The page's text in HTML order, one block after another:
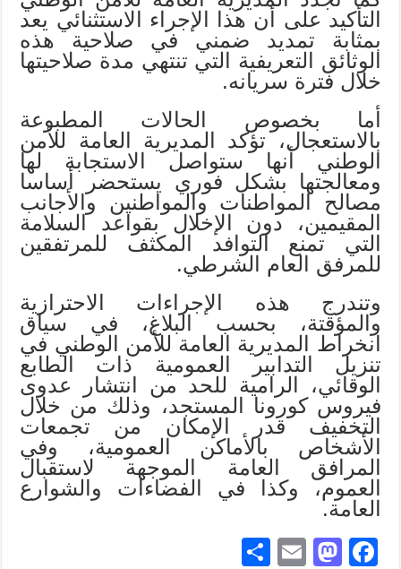
التأكيد على أن هذا الإجراء الاستثنائي يعد
بمثابة تمديد ضمني في صلاحية هذه
الوثائق التعريفية التي تنتهي مدة صلاحيتها
خلال فترة سريانه.
أما بخصوص الحالات المطبوعة
بالاستعجال، تؤكد المديرية العامة للأمن
الوطني أنها ستواصل الاستجابة لها
ومعالجتها بشكل فوري يستحضر أساسا
مصالح المواطنات والمواطنين والأجانب
المقيمين، دون الإخلال بقواعد السلامة
التي تمنع التوافد المكثف للمرتفقين
للمرفق العام الشرطي.
وتندرج هذه الإجراءات الاحترازية
والمؤقتة، بحسب البلاغ، في سياق
انخراط المديرية العامة للأمن الوطني في
تنزيل التدابير العمومية ذات الطابع
الوقائي، الرامية للحد من انتشار عدوى
فيروس كورونا المستجد، وذلك من خلال
التخفيف قدر الإمكان من تجمعات
الأشخاص بالأماكن العمومية، وفي
المرافق العامة الموجهة لاستقبال
العموم، وكذا في الفضاءات والشوارع
العامة.
Fa
M
E